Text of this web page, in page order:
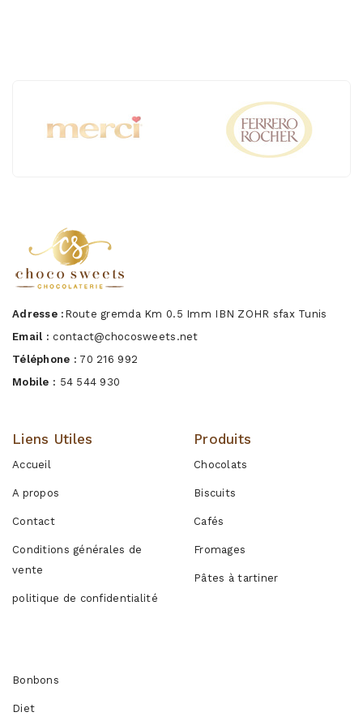
Adresse : Route gremda Km 0.5 Imm IBN ZOHR sfax Tunis
Email : contact@chocosweets.net
Téléphone : 70 216 992
Mobile : 54 544 930
Liens Utiles
Accueil
A propos
Contact
Conditions générales de
vente
politique de confidentialité
Produits
Chocolats
Biscuits
Cafés
Fromages
Pâtes à tartiner
Bonbons
Diet